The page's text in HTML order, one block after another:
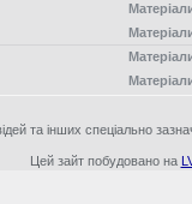
та інших спеціально
Цей зайт побудовано на